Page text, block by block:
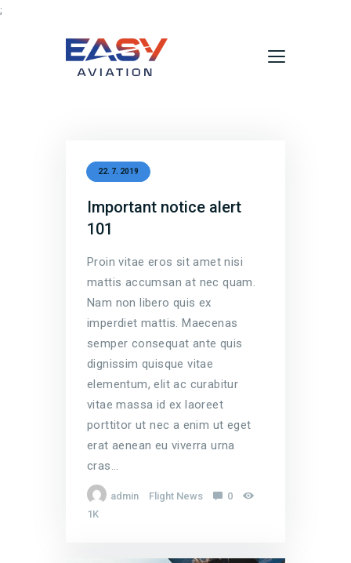
;
O nás
Služby
22. 7. 2019
Important notice alert
101
Proin vitae eros sit amet nisi
mattis accumsan at nec quam.
Nam non libero quis ex
imperdiet mattis. Maecenas
semper consequat ante quis
dignissim quisque vitae
elementum, elit ac curabitur
vitae massa id ex laoreet
porttitor ut nec a enim ut eget
erat aenean eu viverra urna
cras…
admin Flight News
0
1K